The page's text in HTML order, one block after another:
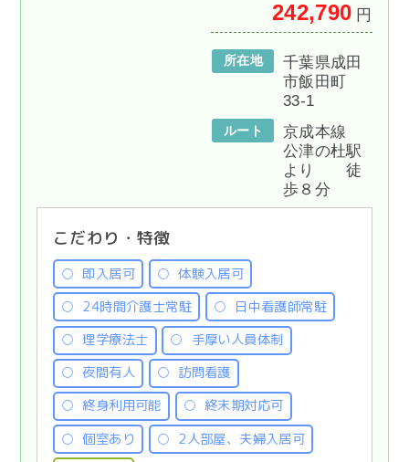
242,790 円
所在地
千葉県成田
市飯田町
33-1
ルート
京成本線
公津の杜駅
より 徒
歩８分
こだわり・特徴
即入居可
体験入居可
24時間介護士常駐
日中看護師常駐
理学療法士
手厚い人員体制
夜間有人
訪問看護
終身利用可能
終末期対応可
個室あり
2人部屋、夫婦入居可